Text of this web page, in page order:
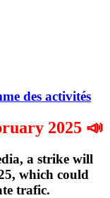
des activités
2025 📣
a strike will
, which could
trafic.